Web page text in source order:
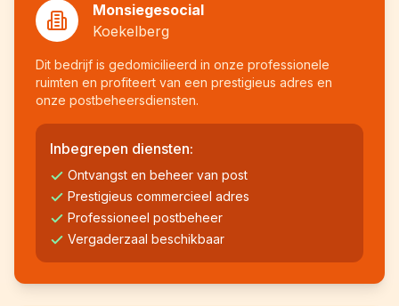
Monsiegesocial
Koekelberg
Dit bedrijf is gedomicilieerd in onze professionele
ruimten en profiteert van een prestigieus adres en
onze postbeheersdiensten.
Inbegrepen diensten:
Ontvangst en beheer van post
Prestigieus commercieel adres
Professioneel postbeheer
Vergaderzaal beschikbaar